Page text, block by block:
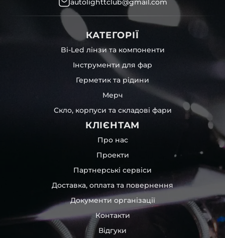
autolighttclub@gmail.com
КАТЕГОРІЇ
Bi-Led лінзи та компоненти
Інструменти для фар
Герметик та рідини
Мерч
Скло, корпуси та складові фари
КЛІЄНТАМ
Про нас
Проекти
Партнерські сервіси
Доставка, оплата та повернення
Документи організації
Контакти
Відгуки